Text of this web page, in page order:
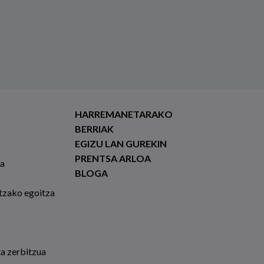
egoitza
zerbitzua
HARREMANETARAKO
BERRIAK
EGIZU LAN GUREKIN
PRENTSA ARLOA
BLOGA